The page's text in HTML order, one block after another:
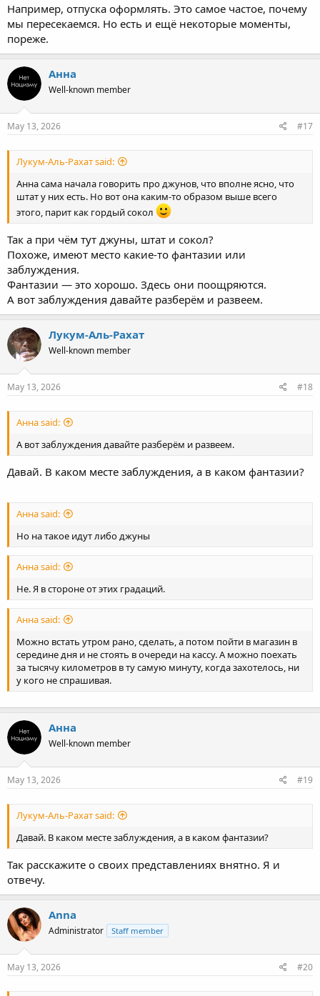
Например, отпуска оформлять. Это самое частое, почему
мы пересекаемся. Но есть и ещё некоторые моменты,
пореже.
Анна
Well-known member
May 13, 2026 #17
Лукум-Аль-Рахат said:
Анна сама начала говорить про джунов, что вполне ясно, что
штат у них есть. Но вот она каким-то образом выше всего
этого, парит как гордый сокол
Так а при чём тут джуны, штат и сокол?
Похоже, имеют место какие-то фантазии или
заблуждения.
Фантазии — это хорошо. Здесь они поощряются.
А вот заблуждения давайте разберём и развеем.
Лукум-Аль-Рахат
Well-known member
May 13, 2026 #18
Анна said:
А вот заблуждения давайте разберём и развеем.
Давай. В каком месте заблуждения, а в каком фантазии?
Анна said:
Но на такое идут либо джуны
Анна said:
Не. Я в стороне от этих градаций.
Анна said:
Можно встать утром рано, сделать, а потом пойти в магазин в
середине дня и не стоять в очереди на кассу. А можно поехать
за тысячу километров в ту самую минуту, когда захотелось, ни
у кого не спрашивая.
Анна
Well-known member
May 13, 2026 #19
Лукум-Аль-Рахат said:
Давай. В каком месте заблуждения, а в каком фантазии?
Так расскажите о своих представлениях внятно. Я и
отвечу.
Anna
Administrator Staff member
May 13, 2026 #20